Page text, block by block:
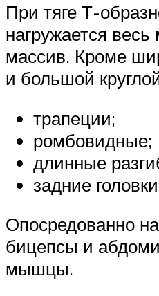
При тяге Т-
нагружается
массив. Кроме
и большой
трапеции;
ромбовидные;
длинные
задние
Опосредованно
бицепсы и
мышцы.